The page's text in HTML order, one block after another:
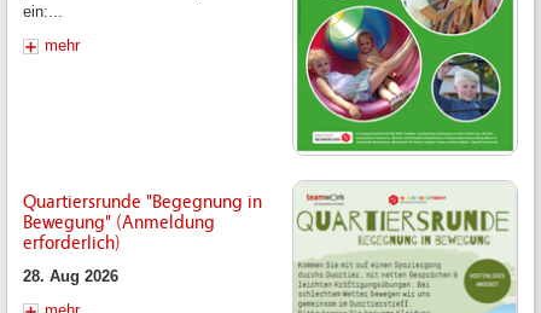
ein:...
mehr
Quartiersrunde "Begegnung in
Bewegung" (Anmeldung
erforderlich)
28. Aug 2026